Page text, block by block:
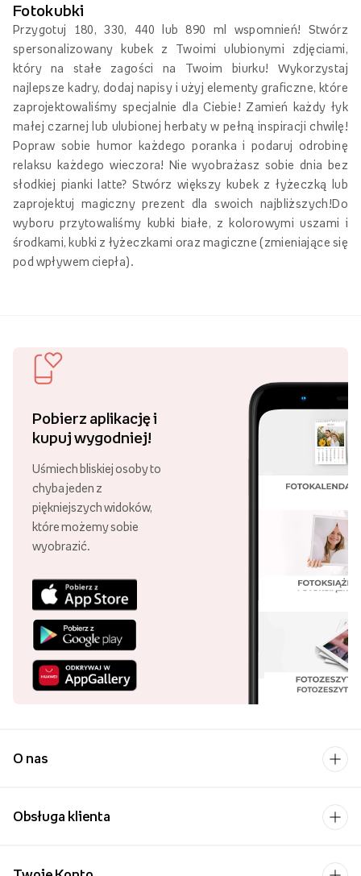
Fotokubki
Przygotuj 180, 330, 440 lub 890 ml wspomnień! Stwórz
spersonalizowany kubek z Twoimi ulubionymi zdjęciami,
który na stałe zagości na Twoim biurku! Wykorzystaj
najlepsze kadry, dodaj napisy i użyj elementy graficzne, które
zaprojektowaliśmy specjalnie dla Ciebie! Zamień każdy łyk
małej czarnej lub ulubionej herbaty w pełną inspiracji chwilę!
Popraw sobie humor każdego poranka i podaruj odrobinę
relaksu każdego wieczora! Nie wyobrażasz sobie dnia bez
słodkiej pianki latte? Stwórz większy kubek z łyżeczką lub
zaprojektuj magiczny prezent dla swoich najbliższych!Do
wyboru przytowaliśmy kubki białe, z kolorowymi uszami i
środkami, kubki z łyżeczkami oraz magiczne (zmieniające się
pod wpływem ciepła).
Pobierz aplikację i
kupuj wygodniej!
Uśmiech bliskiej osoby to
chyba jeden z
piękniejszych widoków,
które możemy sobie
wyobrazić.
O nas
Obsługa klienta